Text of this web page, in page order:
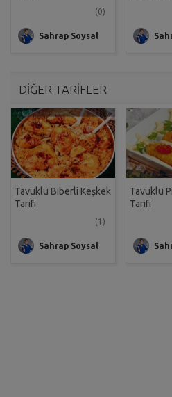
(0)
Sahrap Soysal
DİĞER TARİFLER
Tavuklu Biberli Keşkek
Tarifi
(1)
Sahrap Soysal
Tavuklu
Tarifi